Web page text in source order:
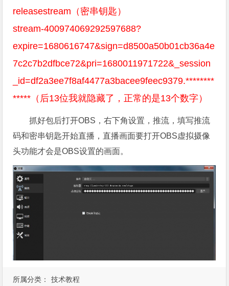
releasestream（密串钥匙）
stream-400974069292597688?
expire=1680616747&sign=d8500a50b01cb36a4e
7c2c7b2dfbce72&pri=1680011971722&_session
_id=df2a3ee7f8af4477a3bacee9feec9379.********
*****（后13位我就隐藏了，正常的是13个数字）
抓好包后打开OBS，右下角设置，推流，填写推流
码和密串钥匙开始直播，直播画面要打开OBS虚拟摄像
头功能才会是OBS设置的画面。
所属分类： 技术教程